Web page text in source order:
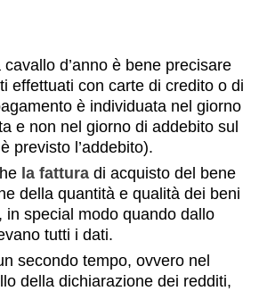
d’anno è bene precisare
effettuati con carte di credito o di
è individuata nel giorno
e non nel giorno di addebito sul
previsto l’addebito).
la fattura di acquisto del bene
della quantità e qualità dei beni
in special modo quando dallo
tutti i dati.
secondo tempo, ovvero nel
della dichiarazione dei redditi,